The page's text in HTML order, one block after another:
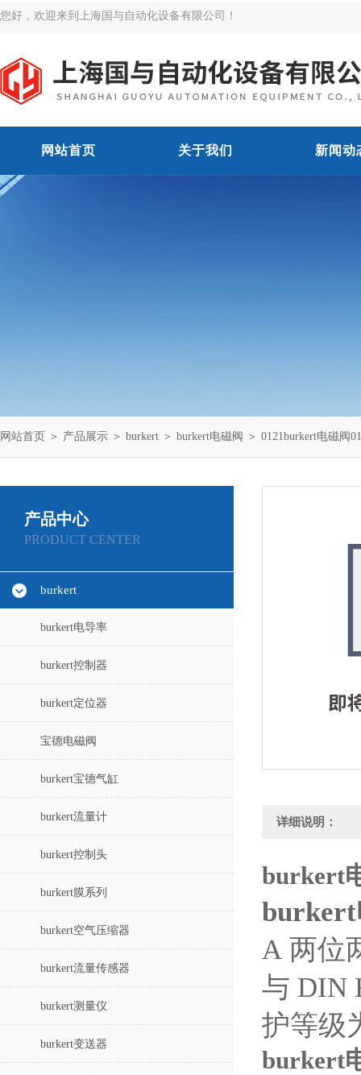
您好，欢迎来到上海国与自动化设备有限公司！
网站首页 关于我们 新闻动
网站首页 ＞ 产品展示 ＞ burkert ＞ burkert电磁阀 ＞ 0121burkert电磁阀
产品中心
PRODUCT CENTER
burkert
burkert电导率
burkert控制器
burkert定位器
宝德电磁阀
burkert宝德气缸
burkert流量计
burkert控制头
burkert膜系列
burkert空气压缩器
burkert流量传感器
burkert测量仪
burkert变送器
详细说明：
burkert
burkert
A 两位
与 DIN
护等级
burkert